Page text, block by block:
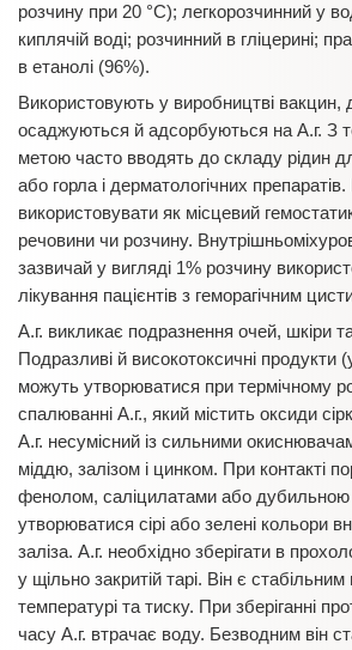
розчину при 20 °C); легкорозчинний у
киплячій воді; розчинний в гліцерині;
в етанолі (96%).
Використовують у виробництві вакцин,
осаджуються й адсорбуються на А.г. З
метою часто вводять до складу рідин
або горла і дерматологічних
використовувати як місцевий
речовини чи розчину.
зазвичай у вигляді 1% розчину
лікування пацієнтів з геморагічним
А.г. викликає подразнення очей, шкіри
Подразливі й високотоксичні продукти
можуть утворюватися при термічному
спалюванні А.г., який містить оксиди
А.г. несумісний із сильними
міддю, залізом і цинком. При контакті
фенолом, саліцилатами або
утворюватися сірі або зелені кольори
заліза. А.г. необхідно зберігати в
у щільно закритій тарі. Він є
температурі та тиску. При зберіганні
часу А.г. втрачає воду. Безводним він